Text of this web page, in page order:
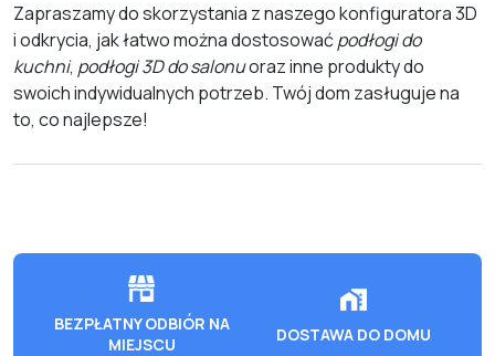
Zapraszamy do skorzystania z naszego konfiguratora 3D
i odkrycia, jak łatwo można dostosowaćpodłogi do
kuchni, podłogi 3D do salonuoraz inne produkty do
swoich indywidualnych potrzeb. Twój dom zasługuje na
to, co najlepsze!
BEZPŁATNY ODBIÓR NA
MIEJSCU
DOSTAWA DO DOMU